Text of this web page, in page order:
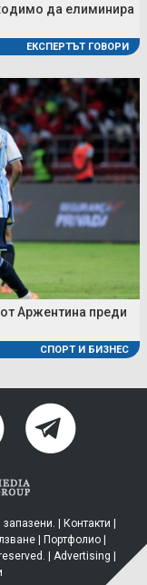
да елиминира
ЕКСПЕРТЪТ ГОВОРИ
Аржентина преди
СПОРТ И БИЗНЕС
| Контакти
| Портфолио|
| Advertising